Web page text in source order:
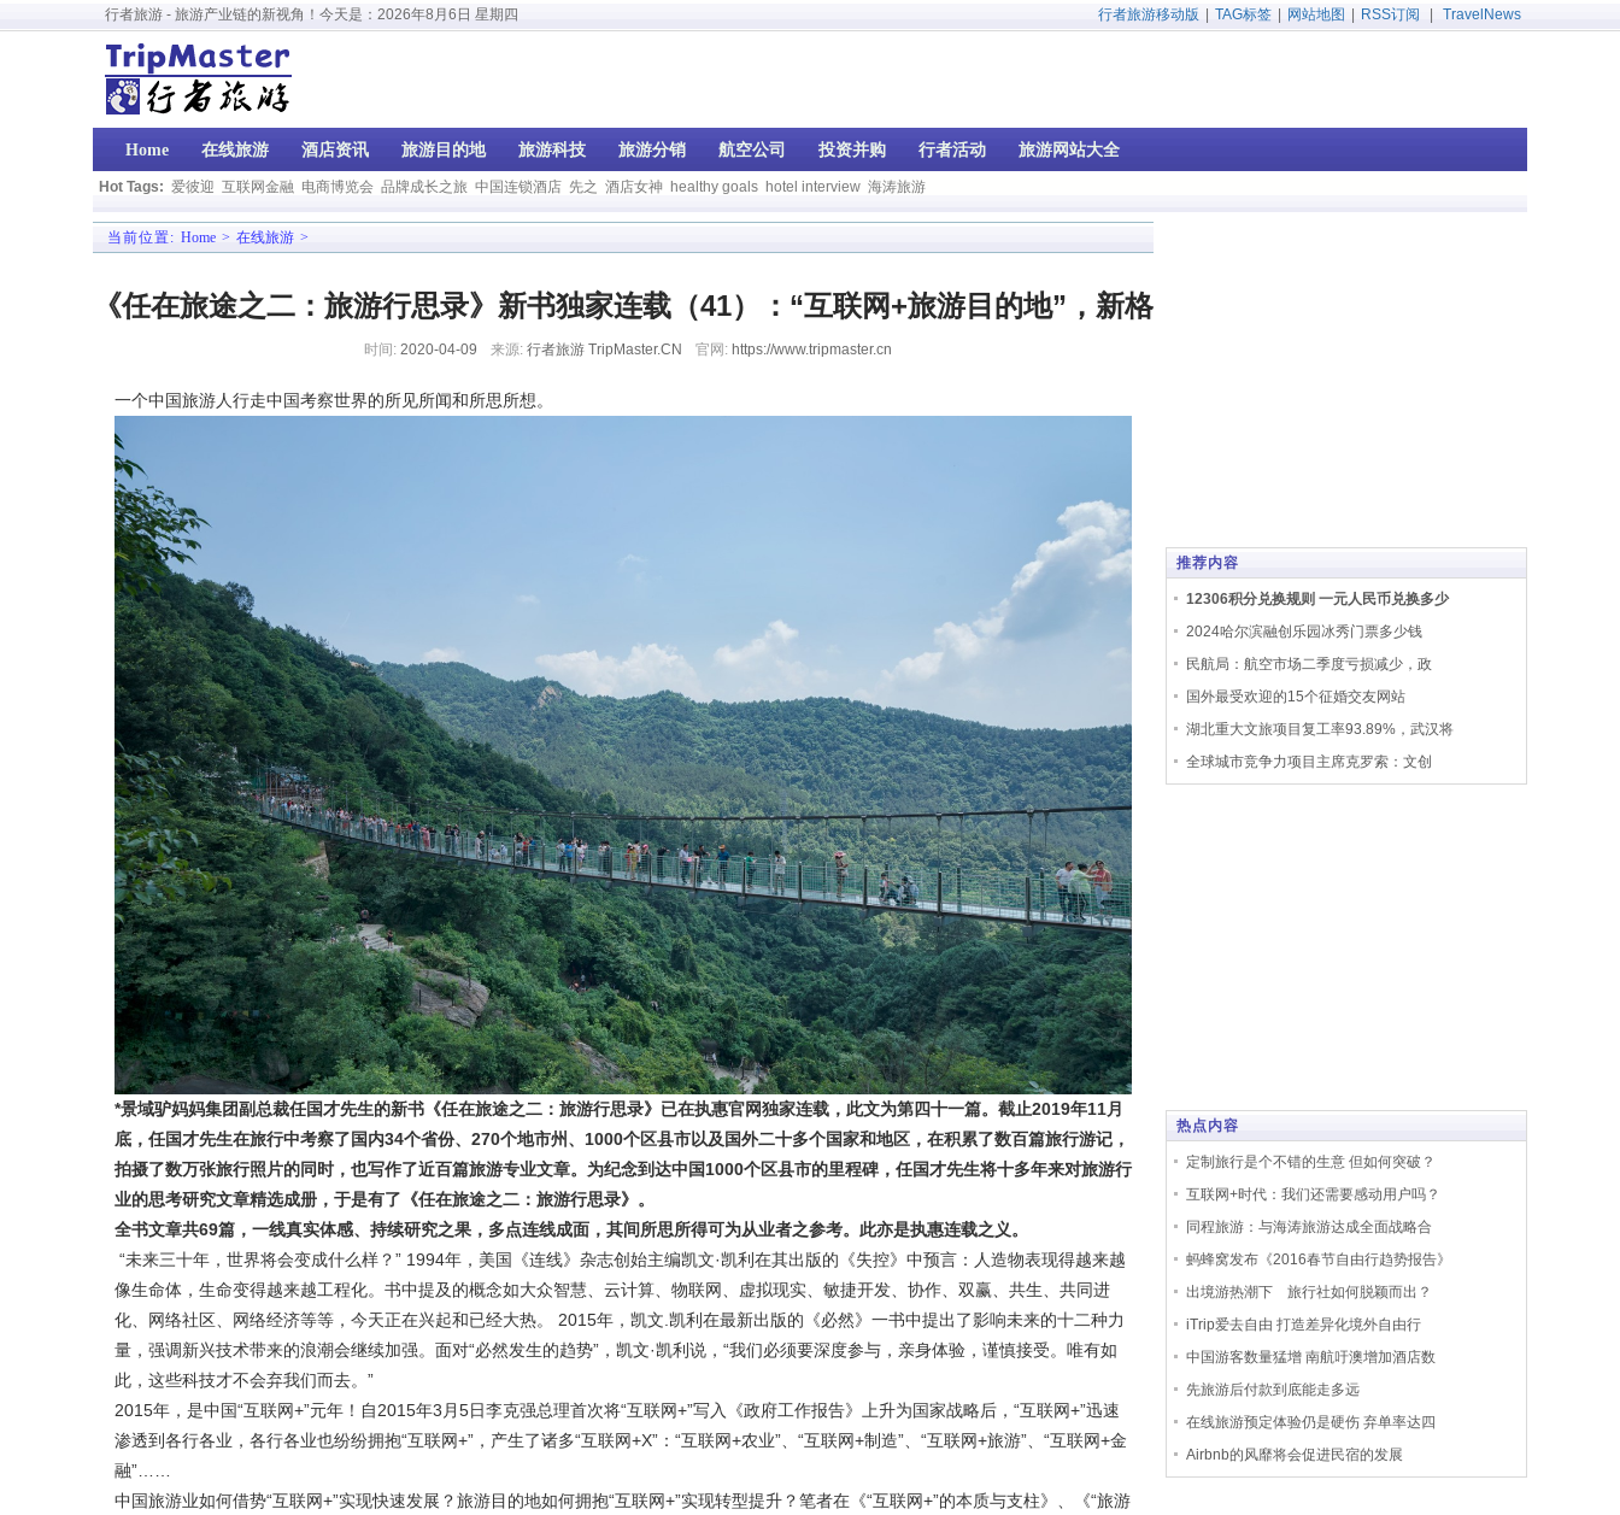
行者旅游 - 旅游产业链的新视角！今天是： 2026年8月6日 星期四 行者旅游移动版 TAG标签 网站地图 RSS订阅 TravelNews
Home 在线旅游 酒店资讯 旅游目的地 旅游科技 旅游分销 航空公司 投资并购 行者活动 旅游网站大全
Hot Tags: 爱彼迎 互联网金融 电商博览会 品牌成长之旅 中国连锁酒店 先之 酒店女神 healthy goals hotel interview 海涛旅游
当前位置: Home > 在线旅游 >
《任在旅途之二：旅游行思录》新书独家连载（41）：“互联网+旅游目的地”，新格
时间: 2020-04-09 来源: 行者旅游 TripMaster.CN 官网: https://www.tripmaster.cn
一个中国旅游人行走中国考察世界的所见所闻和所思所想。
*景域驴妈妈集团副总裁任国才先生的新书《任在旅途之二：旅游行思录》已在执惠官网独家连载，此文为第四十一篇。 截止2019年11月
底，任国才先生在旅行中考察了国内34个省份、270个地市州、1000个区县市以及国外二十多个国家和地区，在积累了数百篇旅行游记，
拍摄了数万张旅行照片的同时，也写作了近百篇旅游专业文章。为纪念到达中国1000个区县市的里程碑，任国才先生将十多年来对旅游行
业的思考研究文章精选成册，于是有了《任在旅途之二：旅游行思录》。
全书文章共69篇，一线真实体感、持续研究之果，多点连线成面，其间所思所得可为从业者之参考。此亦是执惠连载之义。
“未来三十年，世界将会变成什么样？” 1994年，美国《连线》杂志创始主编凯文·凯利在其出版的《失控》中预言：人造物表现得越来越
像生命体，生命变得越来越工程化。书中提及的概念如大众智慧、云计算、物联网、虚拟现实、敏捷开发、协作、双赢、共生、共同进
化、网络社区、网络经济等等，今天正在兴起和已经大热。 2015年，凯文.凯利在最新出版的《必然》一书中提出了影响未来的十二种力
量，强调新兴技术带来的浪潮会继续加强。面对“必然发生的趋势”，凯文·凯利说，“我们必须要深度参与，亲身体验，谨慎接受。唯有如
此，这些科技才不会弃我们而去。”
2015年，是中国“互联网+”元年！自2015年3月5日李克强总理首次将“互联网+”写入《政府工作报告》上升为国家战略后，“互联网+”迅速
渗透到各行各业，各行各业也纷纷拥抱“互联网+”，产生了诸多“互联网+X”：“互联网+农业”、“互联网+制造”、“互联网+旅游”、“互联网+金
融”……
中国旅游业如何借势“互联网+”实现快速发展？旅游目的地如何拥抱“互联网+”实现转型提升？笔者在《“互联网+”的本质与支柱》、《“旅游
推荐内容
12306积分兑换规则 一元人民币兑换多少
2024哈尔滨融创乐园冰秀门票多少钱
民航局：航空市场二季度亏损减少，政
国外最受欢迎的15个征婚交友网站
湖北重大文旅项目复工率93.89%，武汉将
全球城市竞争力项目主席克罗索：文创
热点内容
定制旅行是个不错的生意 但如何突破？
互联网+时代：我们还需要感动用户吗？
同程旅游：与海涛旅游达成全面战略合
蚂蜂窝发布《2016春节自由行趋势报告》
出境游热潮下 旅行社如何脱颖而出？
iTrip爱去自由 打造差异化境外自由行
中国游客数量猛增 南航吁澳增加酒店数
先旅游后付款到底能走多远
在线旅游预定体验仍是硬伤 弃单率达四
Airbnb的风靡将会促进民宿的发展